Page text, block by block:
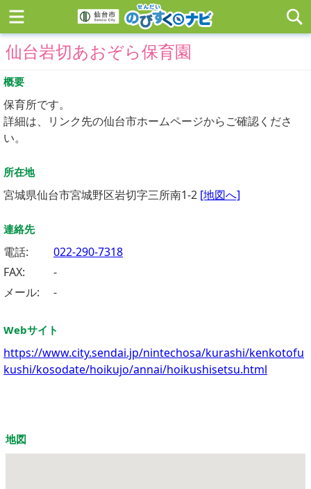
仙台岩切あおぞら保育園
概要
保育所です。
詳細は、リンク先の仙台市ホームページからご確認くださ
い。
所在地
宮城県仙台市宮城野区岩切字三所南1-2 [地図へ]
連絡先
電話:
022-290-7318
FAX:
-
メール:
-
Webサイト
https://www.city.sendai.jp/nintechosa/kurashi/kenkotofu
kushi/kosodate/hoikujo/annai/hoikushisetsu.html
地図